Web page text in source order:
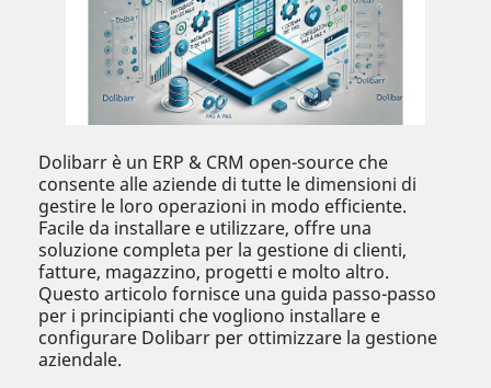
Dolibarr è un ERP & CRM open-source che
consente alle aziende di tutte le dimensioni di
gestire le loro operazioni in modo efficiente.
Facile da installare e utilizzare, offre una
soluzione completa per la gestione di clienti,
fatture, magazzino, progetti e molto altro.
Questo articolo fornisce una guida passo-passo
per i principianti che vogliono installare e
configurare Dolibarr per ottimizzare la gestione
aziendale.